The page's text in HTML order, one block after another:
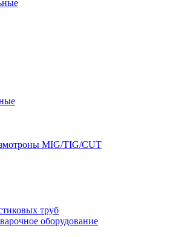
MIG/TIG/CUT
труб
оборудование